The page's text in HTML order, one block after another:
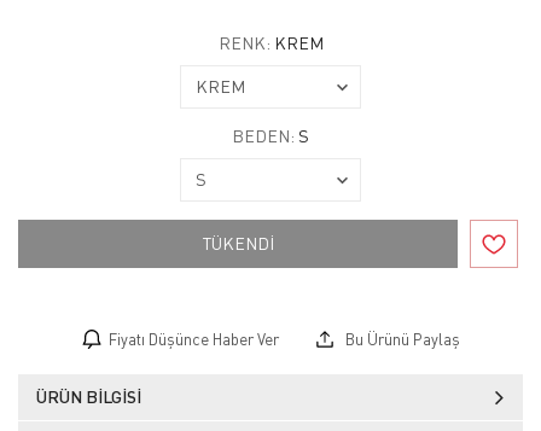
RENK: KREM
BEDEN: S
TÜKENDİ
Fiyatı Düşünce Haber Ver Bu Ürünü Paylaş
ÜRÜN BILGISI